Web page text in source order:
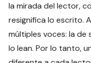
la mirada del lector,
resignifica lo escrito.
múltiples voces: la de
lo lean. Por lo tanto,